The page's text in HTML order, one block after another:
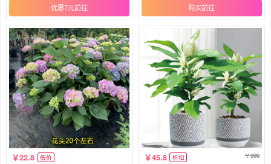
优惠7元 购买
22.8 低价 45.8 折扣 999